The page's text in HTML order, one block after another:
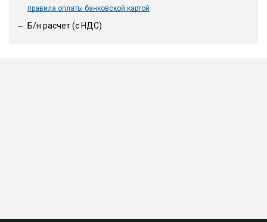
правила оплаты банковской картой
Б/н расчет (c НДС)